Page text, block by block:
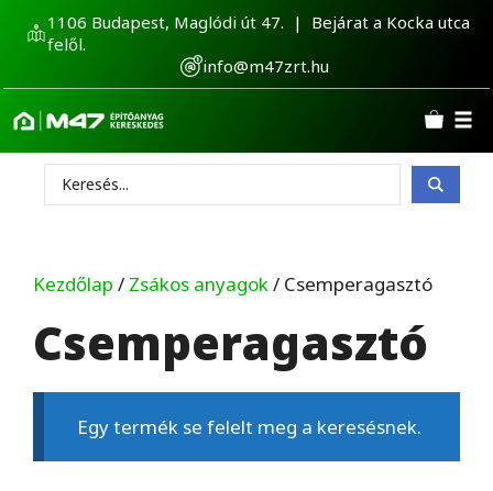
Kilépés1106 Budapest, Maglódi út 47. | Bejárat a Kocka utca
felől.
info@m47zrt.hu
Search
...
Kezdőlap / Zsákos anyagok/ Csemperagasztó
Csemperagasztó
Egy termék se felelt meg a keresésnek.